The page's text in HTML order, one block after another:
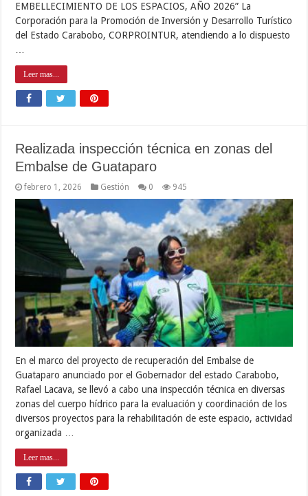
EMBELLECIMIENTO DE LOS ESPACIOS, AÑO 2026” La
Corporación para la Promoción de Inversión y Desarrollo Turístico
del Estado Carabobo, CORPROINTUR, atendiendo a lo dispuesto
…
Leer mas...
Realizada inspección técnica en zonas del
Embalse de Guataparo
febrero 1, 2026 Gestión 0 945
En el marco del proyecto de recuperación del Embalse de
Guataparo anunciado por el Gobernador del estado Carabobo,
Rafael Lacava, se llevó a cabo una inspección técnica en diversas
zonas del cuerpo hídrico para la evaluación y coordinación de los
diversos proyectos para la rehabilitación de este espacio, actividad
organizada …
Leer mas...